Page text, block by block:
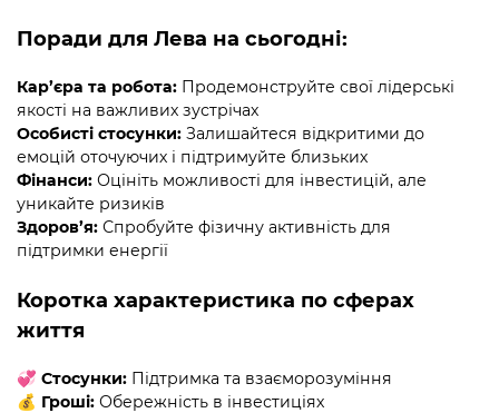
Поради для Лева на сьогодні:
Кар’єра та робота: Продемонструйте свої лідерські
якості на важливих зустрічах
Особисті стосунки: Залишайтеся відкритими до
емоцій оточуючих і підтримуйте близьких
Фінанси: Оцініть можливості для інвестицій, але
уникайте ризиків
Здоров’я: Спробуйте фізичну активність для
підтримки енергії
Коротка характеристика по сферах
життя
💞 Стосунки: Підтримка та взаєморозуміння
💰 Гроші: Обережність в інвестиціях